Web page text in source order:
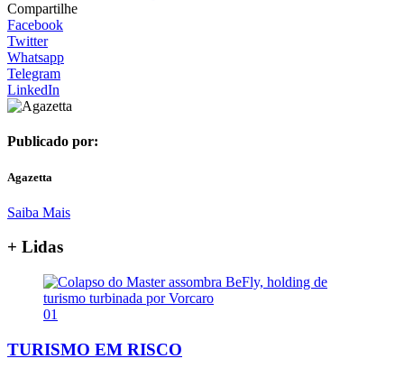
Compartilhe
Facebook
Twitter
Whatsapp
Telegram
LinkedIn
Publicado por:
Agazetta
Saiba Mais
+ Lidas
01
TURISMO EM RISCO